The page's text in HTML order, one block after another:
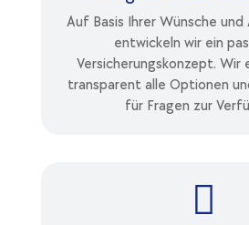
Auf Basis Ihrer Wünsche
entwickeln wir ein
Versicherungskonzept. Wir
transparent alle Optionen
für Fragen zur
